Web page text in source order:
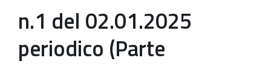
n.1 del 02.01.2025
periodico (Parte